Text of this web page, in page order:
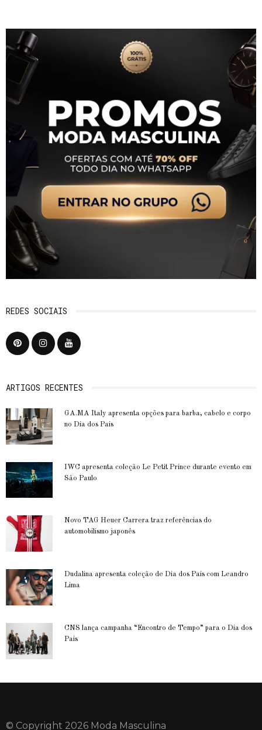
REDES SOCIAIS
ARTIGOS RECENTES
GA.MA Italy apresenta opções para barba, cabelo e corpo
no Dia dos Pais
IWC apresenta coleção Le Petit Prince durante evento em
São Paulo
Novo TAG Heuer Carrera traz referências do
automobilismo japonês
Dudalina apresenta coleção de Dia dos Pais com Leandro
Lima
CNS lança campanha “Encontro de Tempo” para o Dia dos
Pais
© Copyright 2026 Moda Masculina